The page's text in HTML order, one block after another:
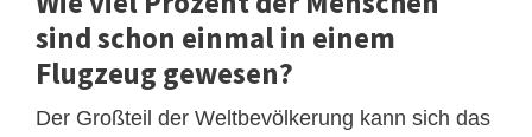
sind schon einmal in einem
Flugzeug gewesen?
Der Großteil der Weltbevölkerung kann sich das